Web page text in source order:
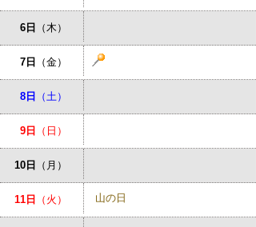
6日 （木）
7日 （金）
8日 （土）
9日 （日）
10日 （月）
11日 （火） 山の日